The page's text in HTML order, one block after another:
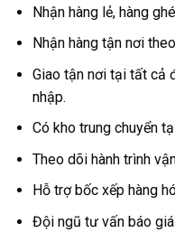
Nhận hàng lẻ, hàng
Nhận hàng tận nơi
Giao tận nơi tại tất cả
nhập.
Có kho trung chuyển
Theo dõi hành trình
Hỗ trợ bốc xếp hàng
Đội ngũ tư vấn báo giá